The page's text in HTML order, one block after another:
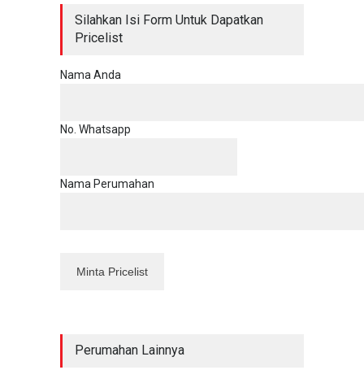
Silahkan Isi Form Untuk Dapatkan
Pricelist
Nama Anda
No. Whatsapp
Nama Perumahan
Perumahan Lainnya